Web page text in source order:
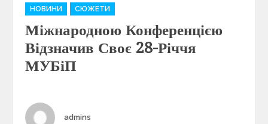
C
a
t
e
g
o
e
s
НОВИНИ СЮЖЕТИ
Міжнародною Конференцією
Відзначив Своє 28-Річчя
МУБіП
Author
admins